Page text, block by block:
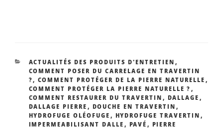
CATÉGORIES
ACTUALITÉS DES PRODUITS D'ENTRETIEN ,
COMMENT POSER DU CARRELAGE EN TRAVERTIN
?, COMMENT PROTÉGER DE LA PIERRE NATURELLE ,
COMMENT PROTÉGER LA PIERRE NATURELLE ? ,
COMMENT RESTAURER DU TRAVERTIN , DALLAGE ,
DALLAGE PIERRE , DOUCHE EN TRAVERTIN ,
HYDROFUGE OLÉOFUGE , HYDROFUGE TRAVERTIN ,
IMPERMEABILISANT DALLE , PAVÉ , PIERRE